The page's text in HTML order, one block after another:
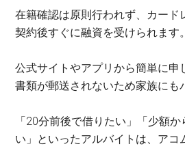
在籍確認は原則行われず、カード
契約後すぐに融資を受けられます。
公式サイトやアプリから簡単に申
書類が郵送されないため家族にも
「20分前後で借りたい」「少額
い」といったアルバイトは、アコ